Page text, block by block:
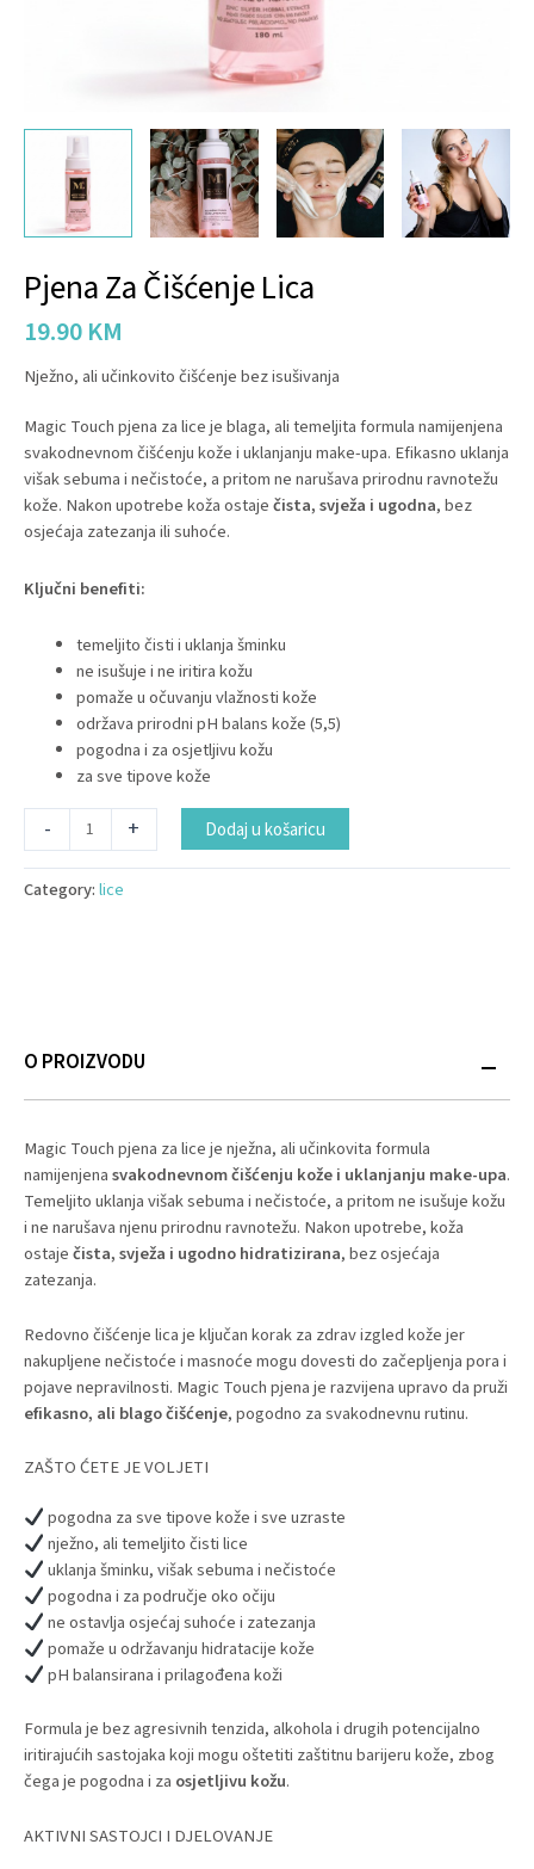
Pjena Za Čišćenje Lica
19.90KM
Nježno, ali učinkovito čišćenje bez isušivanja
Magic Touch pjena za lice je blaga, ali temeljita formula namijenjena
svakodnevnom čišćenju kože i uklanjanju make-upa. Efikasno uklanja
višak sebuma i nečistoće, a pritom ne narušava prirodnu ravnotežu
kože. Nakon upotrebe koža ostaječista, svježa i ugodna, bez
osjećaja zatezanja ili suhoće.
Ključni benefiti:
temeljito čisti i uklanja šminku
ne isušuje i ne iritira kožu
pomaže u očuvanju vlažnosti kože
održava prirodni pH balans kože (5,5)
pogodna i za osjetljivu kožu
za sve tipove kože
- + Dodaj u košaricu
Category:lice
O PROIZVODU
Magic Touch pjena za lice je nježna, ali učinkovita formula
namijenjenasvakodnevnom čišćenju kože i uklanjanju make-upa.
Temeljito uklanja višak sebuma i nečistoće, a pritom ne isušuje kožu
i ne narušava njenu prirodnu ravnotežu. Nakon upotrebe, koža
ostaječista, svježa i ugodno hidratizirana, bez osjećaja
zatezanja.
Redovno čišćenje lica je ključan korak za zdrav izgled kože jer
nakupljene nečistoće i masnoće mogu dovesti do začepljenja pora i
pojave nepravilnosti. Magic Touch pjena je razvijena upravo da pruži
efikasno, ali blago čišćenje, pogodno za svakodnevnu rutinu.
ZAŠTO ĆETE JE VOLJETI
pogodna za sve tipove kože i sve uzraste
nježno, ali temeljito čisti lice
uklanja šminku, višak sebuma i nečistoće
pogodna i za područje oko očiju
ne ostavlja osjećaj suhoće i zatezanja
pomaže u održavanju hidratacije kože
pH balansirana i prilagođena koži
Formula je bez agresivnih tenzida, alkohola i drugih potencijalno
iritirajućih sastojaka koji mogu oštetiti zaštitnu barijeru kože, zbog
čega je pogodna i za osjetljivu kožu.
AKTIVNI SASTOJCI I DJELOVANJE